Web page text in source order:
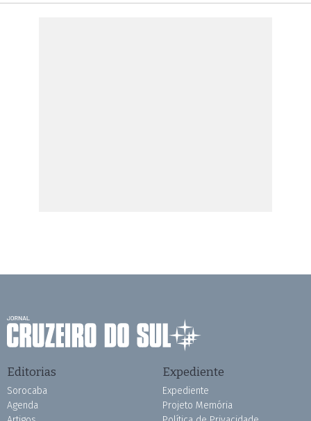
Editorias
Sorocaba
Agenda
Expediente
Expediente
Projeto Memória